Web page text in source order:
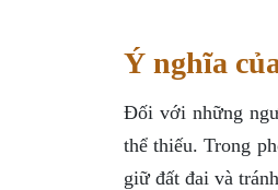
Ý nghĩa
Đối với những
thể thiếu. Trong
giữ đất đai và